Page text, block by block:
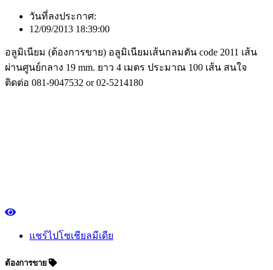
วันที่ลงประกาศ:
12/09/2013 18:39:00
อลูมิเนียม (ต้องการขาย) อลูมิเนียมเส้นกลมตัน code 2011 เส้น
ผ่านศูนย์กลาง 19 mm. ยาว 4 เมตร ประมาณ 100 เส้น สนใจ
ติดต่อ 081-9047532 or 02-5214180
แชร์ไปโซเชียลมีเดีย
ต้องการขาย